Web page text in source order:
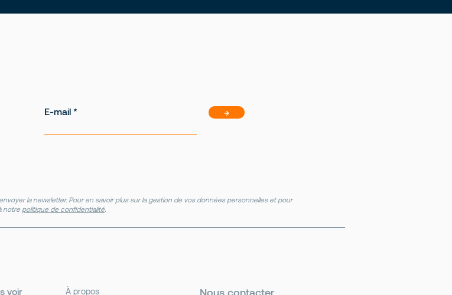
E-mail →
la newsletter. Pour en savoir plus sur la gestion de vos données personnelles et pour
notre politique de confidentialité
voir À propos Nous contacter